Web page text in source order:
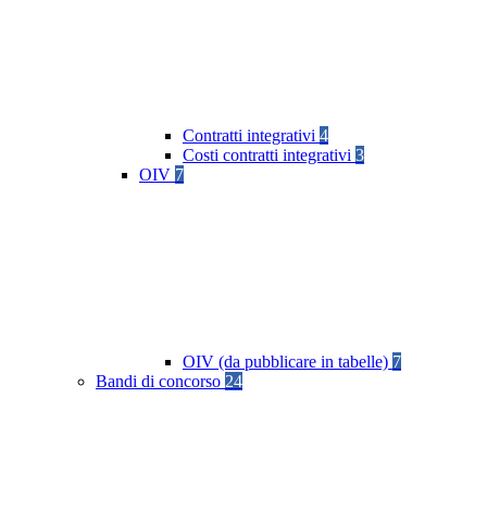
Contratti integrativi 4
Costi contratti integrativi 3
OIV 7
OIV (da pubblicare in tabelle) 7
Bandi di concorso 24